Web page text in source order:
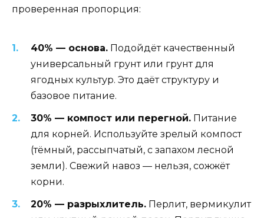
проверенная пропорция:
40% — основа. Подойдёт качественный
универсальный грунт или грунт для
ягодных культур. Это даёт структуру и
базовое питание.
30% — компост или перегной. Питание
для корней. Используйте зрелый компост
(тёмный, рассыпчатый, с запахом лесной
земли). Свежий навоз — нельзя, сожжёт
корни.
20% — разрыхлитель. Перлит, вермикулит